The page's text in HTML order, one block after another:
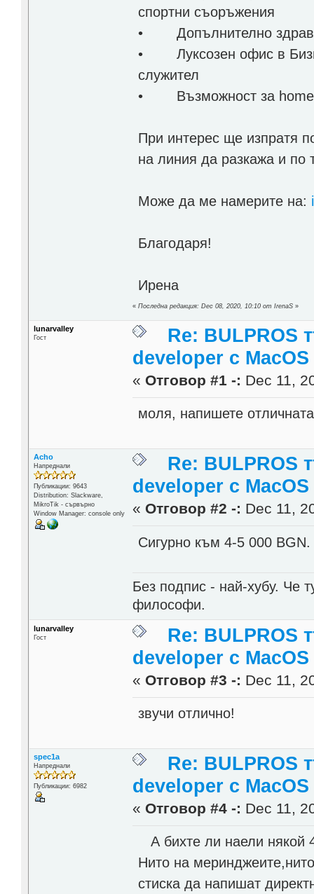
спортни съоръжения
• Допълнително
• Луксозен офис в
служител
• Възможност за home
При интерес ще изпратя
на линия да разкажа и по
Може да ме намерите на:
Благодаря!
Ирена
«Последна редакция: Dec 08, 2020, 10:10 от IrenaS »
lunarvalley
Гост
Re: BULPROS
developer c MacOS
« Отговор #1 -: Dec 11,
моля, напишете
Acho
Напреднали
Публикации: 9643
Distribution: Slackware,
MikroTik - сървърно
Window Manager: console only
Re: BULPROS
developer c MacOS
« Отговор #2 -: Dec 11,
Сигурно към 4-5 000 BGN.
Без подпис - най-хубу. Че
философи.
lunarvalley
Гост
Re: BULPROS
developer c MacOS
« Отговор #3 -: Dec 11,
звучи отлично!
spec1a
Напреднали
Публикации: 6982
Re: BULPROS
developer c MacOS
« Отговор #4 -: Dec 11,
А бихте ли наели някой
Нито на
стиска да напишат